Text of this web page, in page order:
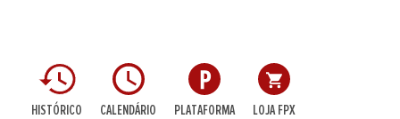
HISTÓRICO CALENDÁRIO PLATAFORMA LOJA FPX